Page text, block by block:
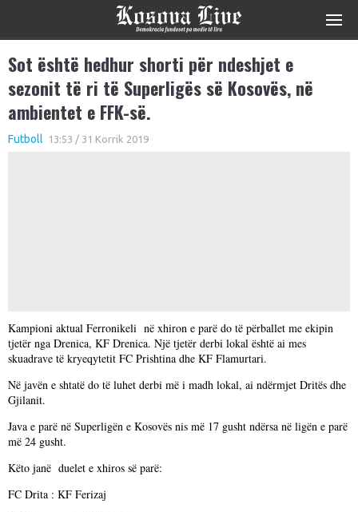
Sot është hedhur shorti për ndeshjet e
sezonit të ri të Superligës së Kosovës, në
ambientet e FFK-së.
Futboll 13:53 / 31 Korrik 2019
Kampioni aktual Ferronikeli në xhiron e parë do të përballet me ekipin
tjetër nga Drenica, KF Drenica. Një tjetër derbi lokal është ai mes
skuadrave të kryeqytetit FC Prishtina dhe KF Flamurtari.
Në javën e shtatë do të luhet derbi më i madh lokal, ai ndërmjet Dritës dhe
Gjilanit.
Java e parë në Superligën e Kosovës nis më 17 gusht ndërsa në ligën e parë
më 24 gusht.
Këto janë duelet e xhiros së parë:
FC Drita : KF Ferizaj